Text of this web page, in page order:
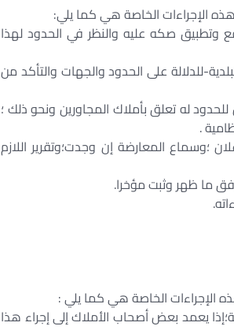
الإجراءات الخاصة هي كما يلي:
وتطبيق صكه عليه والنظر في الحدود لهذا
للدلالة على الحدود والجهات والتأكد من
له تعلق بأملاك المجاورين ونحو ذلك ؛
.
؛وسماع المعارضة إن وجدت؛وتقرير اللازم
الإجراءات الخاصة هي كما يلي :
يعمد بعض أصحاب الأملاك إلى إجراء هذا